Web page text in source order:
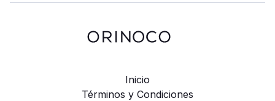
Inicio
Términos y Condiciones